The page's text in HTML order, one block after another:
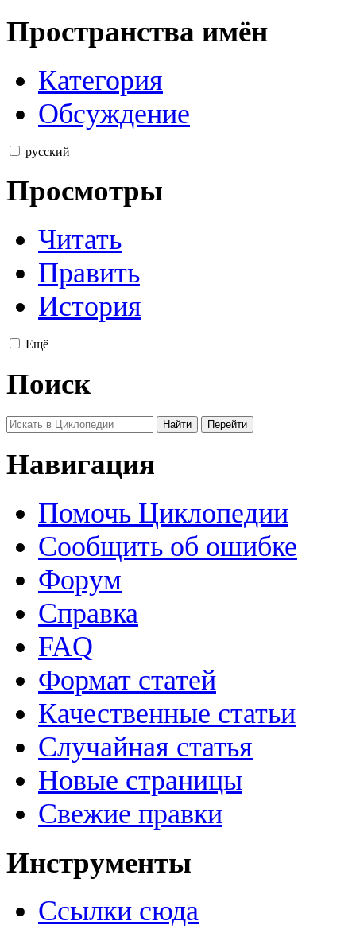
Пространства имён
Категория
Обсуждение
русский
Просмотры
Читать
Править
История
Ещё
Поиск
Навигация
Помочь Циклопедии
Сообщить об ошибке
Форум
Справка
FAQ
Формат статей
Качественные статьи
Случайная статья
Новые страницы
Свежие правки
Инструменты
Ссылки сюда